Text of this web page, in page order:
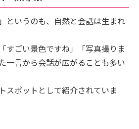
というのも、自然と会話は生まれ
すごい景色ですね」「写真撮りま
一言から会話が広がることも多い
スポットとして紹介されていま